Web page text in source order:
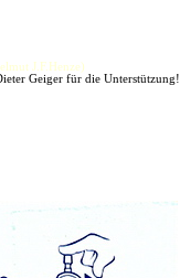
J.F.Henze)
Geiger für die Unterstützung!